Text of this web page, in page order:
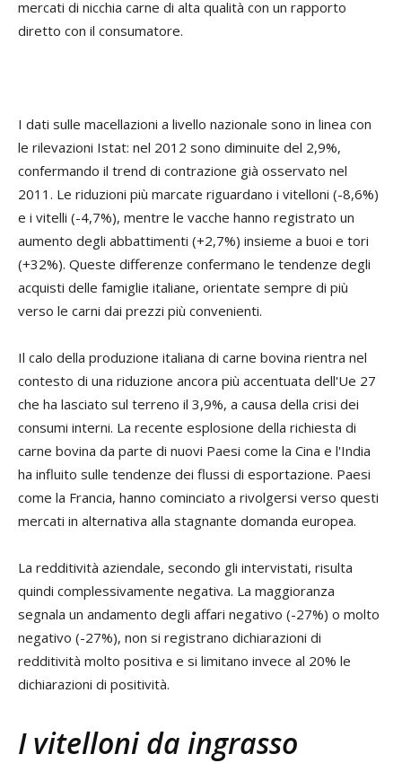
mercati di nicchia carne di alta qualità con un rapporto
diretto con il consumatore.
I dati sulle macellazioni a livello nazionale sono in linea con
le rilevazioni Istat: nel 2012 sono diminuite del 2,9%,
confermando il trend di contrazione già osservato nel
2011. Le riduzioni più marcate riguardano i vitelloni (-8,6%)
e i vitelli (-4,7%), mentre le vacche hanno registrato un
aumento degli abbattimenti (+2,7%) insieme a buoi e tori
(+32%). Queste differenze confermano le tendenze degli
acquisti delle famiglie italiane, orientate sempre di più
verso le carni dai prezzi più convenienti.
Il calo della produzione italiana di carne bovina rientra nel
contesto di una riduzione ancora più accentuata dell'Ue 27
che ha lasciato sul terreno il 3,9%, a causa della crisi dei
consumi interni. La recente esplosione della richiesta di
carne bovina da parte di nuovi Paesi come la Cina e l'India
ha influito sulle tendenze dei flussi di esportazione. Paesi
come la Francia, hanno cominciato a rivolgersi verso questi
mercati in alternativa alla stagnante domanda europea.
La redditività aziendale, secondo gli intervistati, risulta
quindi complessivamente negativa. La maggioranza
segnala un andamento degli affari negativo (-27%) o molto
negativo (-27%), non si registrano dichiarazioni di
redditività molto positiva e si limitano invece al 20% le
dichiarazioni di positività.
I vitelloni da ingrasso